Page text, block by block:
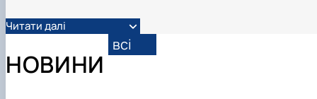
професора Й.С. Завадського. З 2004 р. по 2019 р. кафедру
очолював д.е.н., професор, заслужений працівник освіти
України Горьовий Василь Павлович; з 2019 р. по жовтень
2020 р. – д.е.н., професор Резнік Надія Петрівна. З жовтня
Читати далі
НОВИНИ
всі